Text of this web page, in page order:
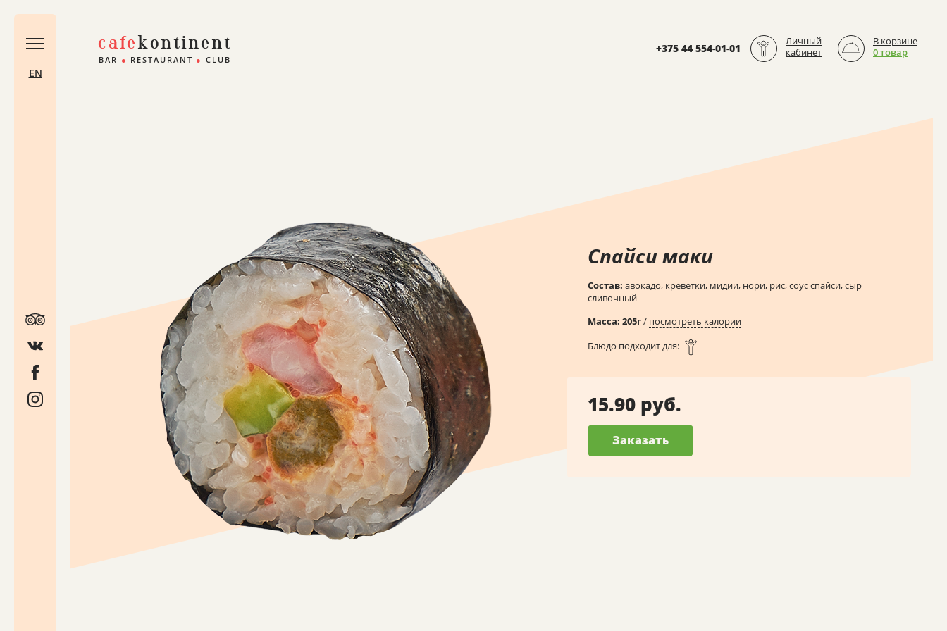
EN
cafekontinent
BAR ● RESTAURANT ● CLUB
+375 44 554-01-01
Личный
кабинет
В корзине
0 товар
Спайси маки
Состав: авокадо, креветки, мидии, нори, рис, соус спайси, сыр
сливочный
Масса: 205г/ посмотреть калории
Блюдо подходит для:
15.90 руб.
Заказать